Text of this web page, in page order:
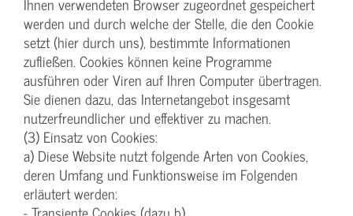
werden und durch welche der Stelle, die den Cookie
setzt (hier durch uns), bestimmte Informationen
zufließen. Cookies können keine Programme
ausführen oder Viren auf Ihren Computer übertragen.
Sie dienen dazu, das Internetangebot insgesamt
nutzerfreundlicher und effektiver zu machen.
(3) Einsatz von Cookies:
a) Diese Website nutzt folgende Arten von Cookies,
deren Umfang und Funktionsweise im Folgenden
erläutert werden: